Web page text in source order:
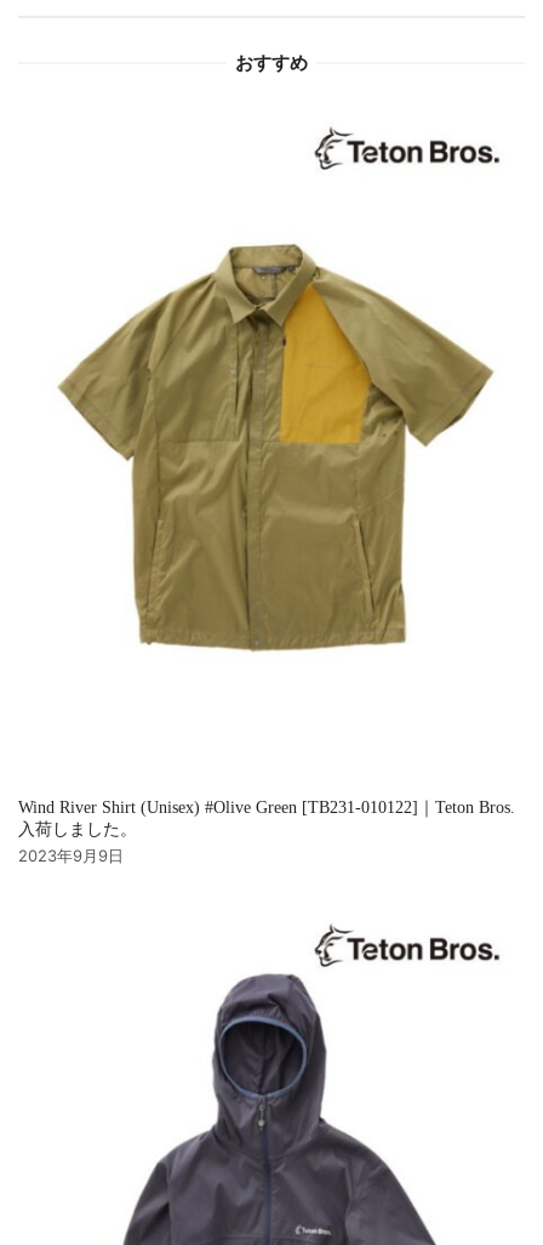
おすすめ
Wind River Shirt (Unisex) #Olive Green [TB231-010122]｜Teton Bros.
入荷しました。
2023年9月9日